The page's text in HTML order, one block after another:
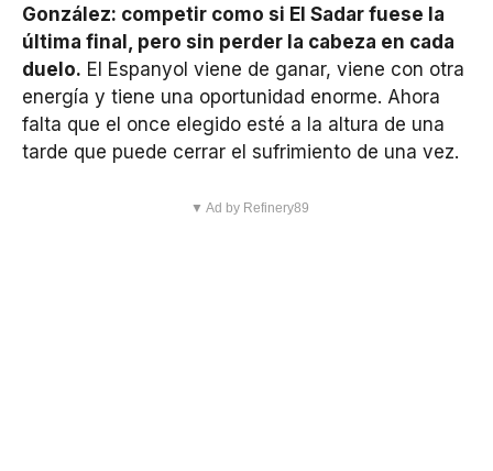
González: competir como si El Sadar fuese la
última final, pero sin perder la cabeza en cada
duelo. El Espanyol viene de ganar, viene con otra
energía y tiene una oportunidad enorme. Ahora
falta que el once elegido esté a la altura de una
tarde que puede cerrar el sufrimiento de una vez.
▼ Ad by Refinery89